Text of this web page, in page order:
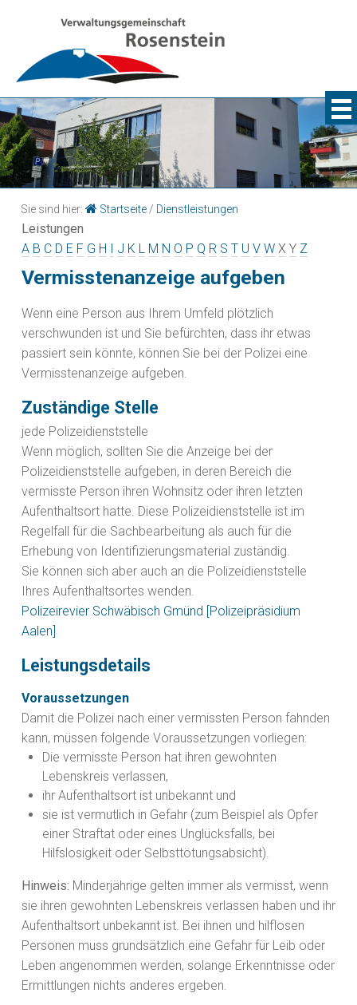
Sie sind hier: Startseite / Dienstleistungen
Leistungen
A B C D E F G H I J K L M N O P Q R S T U V W X Y Z
Vermisstenanzeige aufgeben
Wenn eine Person aus Ihrem Umfeld plötzlich
verschwunden ist und Sie befürchten, dass ihr etwas
passiert sein könnte, können Sie bei der Polizei eine
Vermisstenanzeige aufgeben.
Zuständige Stelle
jede Polizeidienststelle
Wenn möglich, sollten Sie die Anzeige bei der
Polizeidienststelle aufgeben, in deren Bereich die
vermisste Person ihren Wohnsitz oder ihren letzten
Aufenthaltsort hatte. Diese Polizeidienststelle ist im
Regelfall für die Sachbearbeitung als auch für die
Erhebung von Identifizierungsmaterial zuständig.
Sie können sich aber auch an die Polizeidienststelle
Ihres Aufenthaltsortes wenden.
Polizeirevier Schwäbisch Gmünd [Polizeipräsidium
Aalen]
Leistungsdetails
Voraussetzungen
Damit die Polizei nach einer vermissten Person fahnden
kann, müssen folgende Voraussetzungen vorliegen:
Die vermisste Person hat ihren gewohnten
Lebenskreis verlassen,
ihr Aufenthaltsort ist unbekannt und
sie ist vermutlich in Gefahr(zum Beispiel als Opfer
einer Straftat oder eines Unglücksfalls, bei
Hilfslosigkeit oder Selbsttötungsabsicht).
Hinweis: Minderjährige gelten immer als vermisst, wenn
sie ihren gewohnten Lebenskreis verlassen haben und ihr
Aufenthaltsort unbekannt ist. Bei ihnen und hilflosen
Personen muss grundsätzlich eine Gefahr für Leib oder
Leben angenommen werden, solange Erkenntnisse oder
Ermittlungen nichts anderes ergeben.